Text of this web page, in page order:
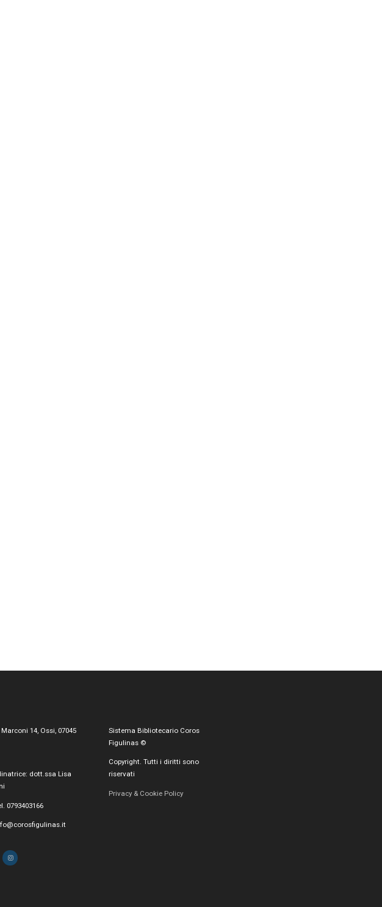
14, Ossi, 07045
dott.ssa Lisa
0793403166
Sistema Bibliotecario Coros
Figulinas ©
Copyright. Tutti i diritti sono
riservati
Privacy & Cookie Policy